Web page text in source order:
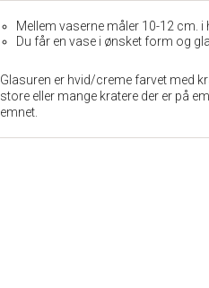
Mellem vaserne måler 10-12 cm. i
Du får en vase i ønsket form og
Glasuren er hvid/creme farvet med
store eller mange kratere der er på
emnet.